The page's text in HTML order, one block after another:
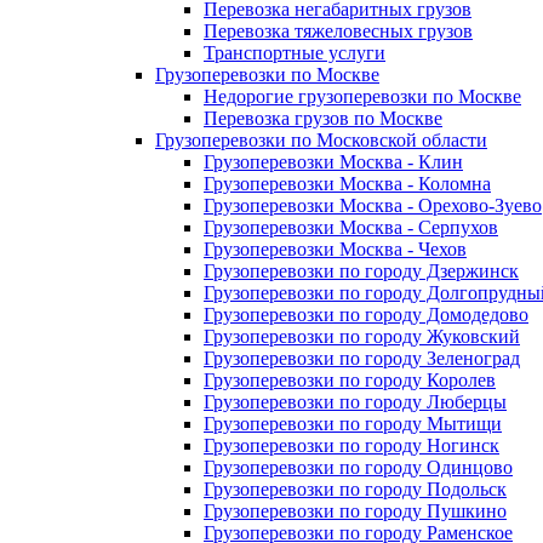
Перевозка негабаритных грузов
Перевозка тяжеловесных грузов
Транспортные услуги
Грузоперевозки по Москве
Недорогие грузоперевозки по Москве
Перевозка грузов по Москве
Грузоперевозки по Московской области
Грузоперевозки Москва - Клин
Грузоперевозки Москва - Коломна
Грузоперевозки Москва - Орехово-Зуево
Грузоперевозки Москва - Серпухов
Грузоперевозки Москва - Чехов
Грузоперевозки по городу Дзержинск
Грузоперевозки по городу
Грузоперевозки по городу Домодедово
Грузоперевозки по городу Жуковский
Грузоперевозки по городу Зеленоград
Грузоперевозки по городу Королев
Грузоперевозки по городу Люберцы
Грузоперевозки по городу Мытищи
Грузоперевозки по городу Ногинск
Грузоперевозки по городу Одинцово
Грузоперевозки по городу Подольск
Грузоперевозки по городу Пушкино
Грузоперевозки по городу Раменское